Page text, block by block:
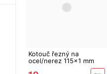
Kotouč řezný na
ocel/nerez 115x1 mm